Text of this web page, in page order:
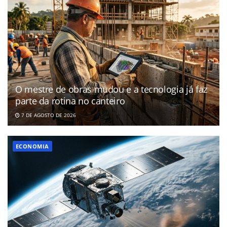
O mestre de obras mudou e a tecnologia já faz
parte da rotina no canteiro
7 DE AGOSTO DE 2026
ECONOMIA